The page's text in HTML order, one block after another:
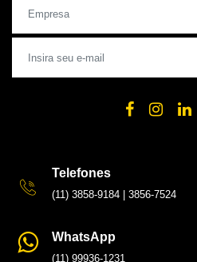
Telefones
(11) 3858-9184 3856-7524
WhatsApp
(11) 99936-1231